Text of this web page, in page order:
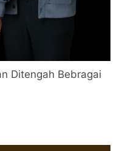
Ditengah Bebragai